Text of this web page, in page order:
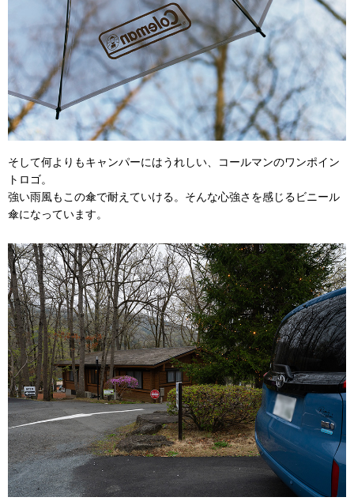
そして何よりもキャンパーにはうれしい、コールマンのワンポイン
トロゴ。
強い雨風もこの傘で耐えていける。そんな心強さを感じるビニール
傘になっています。